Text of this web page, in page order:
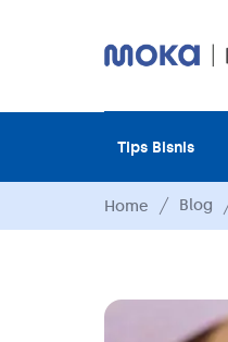
Tips Bisnis
Home Blog